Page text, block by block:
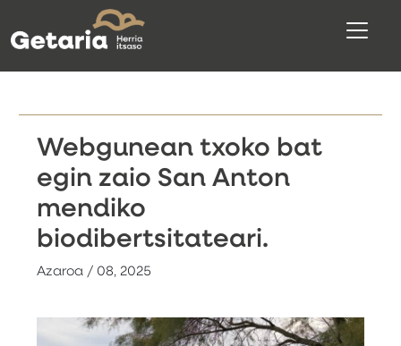
Webgunean txoko bat
egin zaio San Anton
mendiko
biodibertsitateari.
Azaroa / 08, 2025